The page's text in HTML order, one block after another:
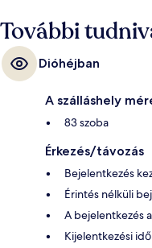
További
Dióhéjban
A szálláshely
83 szoba
Érkezés/távozás
Bejelentkezés
Érintés nélküli
A bejelentkezés
Kijelentkezési